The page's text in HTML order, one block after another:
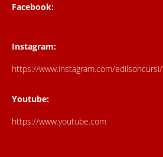
Facebook:
Instagram:
https://www.instagram.com/edilsoncursi/
Youtube:
https://www.youtube.com